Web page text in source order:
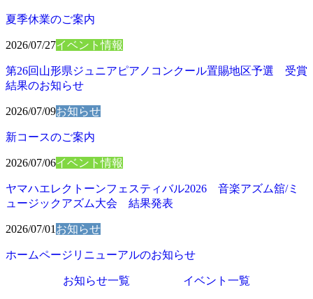
夏季休業のご案内
2026/07/27イベント情報
第26回山形県ジュニアピアノコンクール置賜地区予選 受賞
結果のお知らせ
2026/07/09お知らせ
新コースのご案内
2026/07/06イベント情報
ヤマハエレクトーンフェスティバル2026 音楽アズム舘/ミ
ュージックアズム大会 結果発表
2026/07/01 お知らせ
ホームページリニューアルのお知らせ
お知らせ一覧 イベント一覧